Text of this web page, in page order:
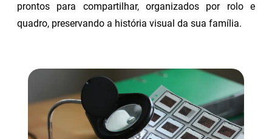
prontos para compartilhar, organizados por rolo e
quadro, preservando a história visual da sua família.